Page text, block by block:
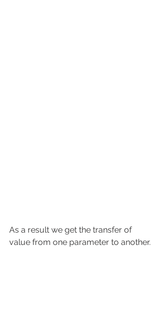
As a result we get the transfer of
value from one parameter to another.